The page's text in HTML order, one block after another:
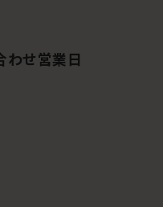
わせ営業日